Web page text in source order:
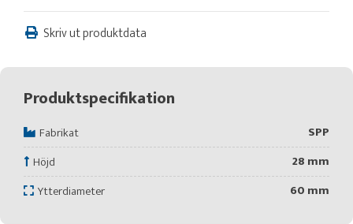
Skriv ut produktdata
Produktspecifikation
Fabrikat
SPP
Höjd
28 mm
Ytterdiameter
60 mm